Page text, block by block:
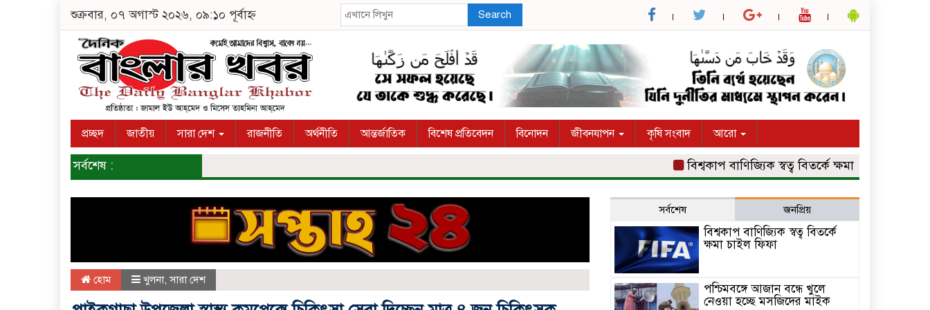
শুক্রবার, ০৭ অগাস্ট ২০২৬, ০৯:১০ পূর্বাহ্ন Search
প্রচ্ছদ জাতীয় সারা দেশ রাজনীতি অর্থনীতি আন্তর্জাতিক বিশেষ প্রতিবেদন বিনোদন জীবনযাপন কৃষি সংবাদ আরো
সর্বশেষ : বিশ্বকাপ বাণিজ্যিক স্বত্ব বিতর্কে ক্ষমা চাইল ফিফা
হোম খুলনা,সারা দেশ
সর্বশেষ জনপ্রিয়
বিশ্বকাপ বাণিজ্যিক স্বত্ব বিতর্কে
ক্ষমা চাইল ফিফা
পশ্চিমবঙ্গে আজান বন্ধে খুলে
নেওয়া হচ্ছে মসজিদের মাইক